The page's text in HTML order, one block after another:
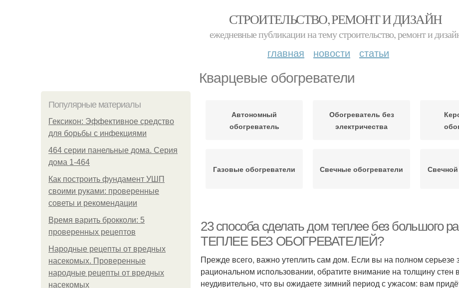
СТРОИТЕЛЬСТВО, РЕМОНТ И ДИЗАЙН
ежедневные публикации на тему строительство, ремонт и
главная новости статьи
Кварцевые обогреватели
Популярные материалы
Гексикон: Эффективное средство
для борьбы с инфекциями
464 серии панельные дома. Серия
дома 1-464
Как построить фундамент УШП
своими руками: проверенные
советы и рекомендации
Время варить брокколи: 5
проверенных рецептов
Народные рецепты от вредных
насекомых. Проверенные
народные рецепты от вредных
насекомых
Автономный
обогреватель
Обогреватель без
электричества
Газовые обогреватели Свечные обогреватели
23 способа сделать дом теплее без
ТЕПЛЕЕ БЕЗ ОБОГРЕВАТЕЛЕЙ?
Прежде всего, важно утеплить сам дом. Если вы на полном серьезе
рациональном использовании, обратите внимание на толщину
неудивительно, что вы ожидаете зимний период с ужасом: вам